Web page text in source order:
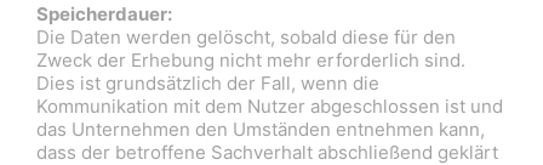
Speicherdauer:
Die Daten werden gelöscht, sobald diese für den
Zweck der Erhebung nicht mehr erforderlich sind.
Dies ist grundsätzlich der Fall, wenn die
Kommunikation mit dem Nutzer abgeschlossen ist und
das Unternehmen den Umständen entnehmen kann,
dass der betroffene Sachverhalt abschließend geklärt